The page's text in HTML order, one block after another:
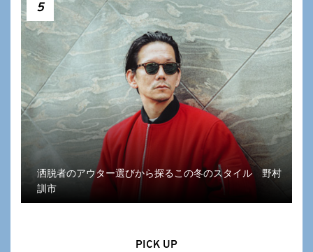
5
洒脱者のアウター選びから探るこの冬のスタイル 野村
訓市
PICK UP